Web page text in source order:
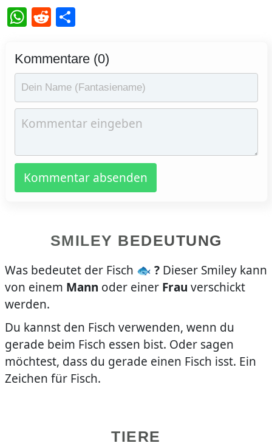
WhatsApp
Reddit
Teilen
Kommentare (0)
Kommentar absenden
SMILEY BEDEUTUNG
Was bedeutet der Fisch 🐟 ? Dieser Smiley kann
von einem Mann oder einer Frau verschickt
werden.
Du kannst den Fisch verwenden, wenn du
gerade beim Fisch essen bist. Oder sagen
möchtest, dass du gerade einen Fisch isst. Ein
Zeichen für Fisch.
TIERE